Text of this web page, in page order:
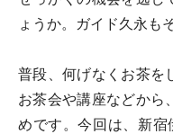
ょうか。ガイド久永も
普段、何げなくお茶を
お茶会や講座などから
めです。今回は、新宿